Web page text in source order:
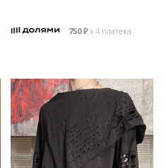
750₽х 4 платежа